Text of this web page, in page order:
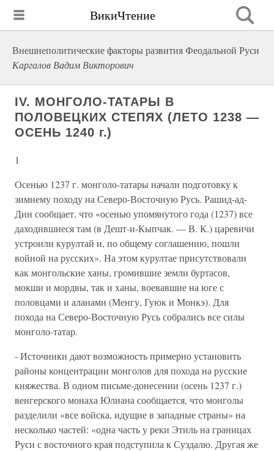
ВикиЧтение
Внешнеполитические факторы развития Феодальной Руси
Каргалов Вадим Викторович
IV. МОНГОЛО-ТАТАРЫ В
ПОЛОВЕЦКИХ СТЕПЯХ (ЛЕТО 1238 —
ОСЕНЬ 1240 г.)
1
Осенью 1237 г. монголо-татары начали подготовку к
зимнему походу на Северо-Восточную Русь. Рашид-ад-
Дин сообщает, что «осенью упомя­нутого года (1237) все
даходившиеся там (в Дешт-и-Кыпчак. — В. К.) царевичи
устроили курултай и, по общему соглашению, пошли
войной на русских». На этом курултае присутствовали
как монгольские ханы, гро­мившие земли буртасов,
мокши и мордвы, так и ханы, воевавшие на юге с
половцами и аланами (Менгу, Гуюк и Монкэ). Для
похода на Северо-Вос­точную Русь собрались все силы
монголо-татар.
- Источники дают возможность примерно установить
районы концент­рации монголов для похода на русские
княжества. В одном письме-донесе­нии (осень 1237 г.)
венгерского монаха Юлиана сообщается, что монголы
разделили «все войска, идущие в западные страны» на
несколько частей: «одна часть у реки Этиль на границах
Руси с восточного края подступила к Суздалю. Другая же